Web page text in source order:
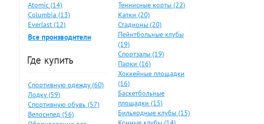
Atomic (14)
Columbia (13)
Everlast (12)
Все производители
Где купить
Спортивную одежду (60)
Лодку (59)
Спортивную обувь (57)
Велосипед (56)
Теннисные корты (22)
Катки (20)
Стадионы (20)
Пейнтбольные клубы
(19)
Спортзалы (19)
Парки (16)
Хоккейные площадки
(16)
Баскетбольные
площадки (15)
Бильярдные клубы (15)